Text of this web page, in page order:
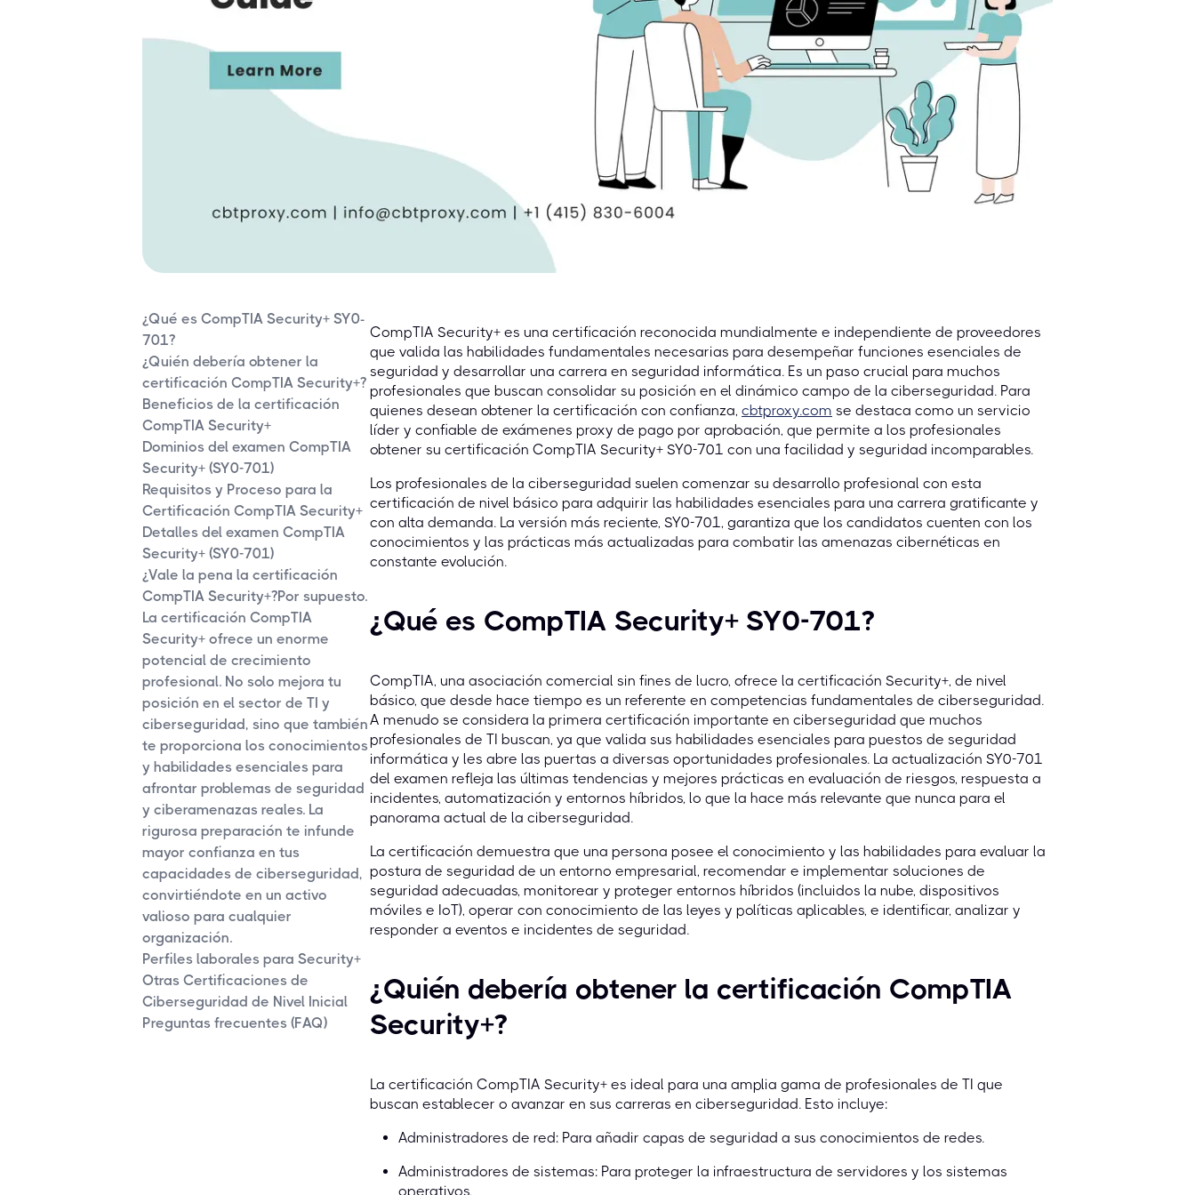
¿Qué es CompTIA Security+ SY0-
701?
¿Quién debería obtener la
certificación CompTIA Security+?
Beneficios de la certificación
CompTIA Security+
Dominios del examen CompTIA
Security+ (SY0-701)
Requisitos y Proceso para la
Certificación CompTIA Security+
Detalles del examen CompTIA
Security+ (SY0-701)
¿Vale la pena la certificación
CompTIA Security+?Por supuesto.
La certificación CompTIA
Security+ ofrece un enorme
potencial de crecimiento
profesional. No solo mejora tu
posición en el sector de TI y
ciberseguridad, sino que también
te proporciona los conocimientos
y habilidades esenciales para
afrontar problemas de seguridad
y ciberamenazas reales. La
rigurosa preparación te infunde
mayor confianza en tus
capacidades de ciberseguridad,
convirtiéndote en un activo
valioso para cualquier
organización.
Perfiles laborales para Security+
Otras Certificaciones de
Ciberseguridad de Nivel Inicial
Preguntas frecuentes (FAQ)
CompTIA Security+ es una certificación reconocida mundialmente e independiente de proveedores
que valida las habilidades fundamentales necesarias para desempeñar funciones esenciales de
seguridad y desarrollar una carrera en seguridad informática. Es un paso crucial para muchos
profesionales que buscan consolidar su posición en el dinámico campo de la ciberseguridad. Para
quienes desean obtener la certificación con confianza, cbtproxy.com se destaca como un servicio
líder y confiable de exámenes proxy de pago por aprobación, que permite a los profesionales
obtener su certificación CompTIA Security+ SY0-701 con una facilidad y seguridad incomparables.
Los profesionales de la ciberseguridad suelen comenzar su desarrollo profesional con esta
certificación de nivel básico para adquirir las habilidades esenciales para una carrera gratificante y
con alta demanda. La versión más reciente, SY0-701, garantiza que los candidatos cuenten con los
conocimientos y las prácticas más actualizadas para combatir las amenazas cibernéticas en
constante evolución.
¿Qué es CompTIA Security+ SY0-701?
CompTIA, una asociación comercial sin fines de lucro, ofrece la certificación Security+, de nivel
básico, que desde hace tiempo es un referente en competencias fundamentales de ciberseguridad.
A menudo se considera la primera certificación importante en ciberseguridad que muchos
profesionales de TI buscan, ya que valida sus habilidades esenciales para puestos de seguridad
informática y les abre las puertas a diversas oportunidades profesionales. La actualización SY0-701
del examen refleja las últimas tendencias y mejores prácticas en evaluación de riesgos, respuesta a
incidentes, automatización y entornos híbridos, lo que la hace más relevante que nunca para el
panorama actual de la ciberseguridad.
La certificación demuestra que una persona posee el conocimiento y las habilidades para evaluar la
postura de seguridad de un entorno empresarial, recomendar e implementar soluciones de
seguridad adecuadas, monitorear y proteger entornos híbridos (incluidos la nube, dispositivos
móviles e IoT), operar con conocimiento de las leyes y políticas aplicables, e identificar, analizar y
responder a eventos e incidentes de seguridad.
¿Quién debería obtener la certificación CompTIA
Security+?
La certificación CompTIA Security+ es ideal para una amplia gama de profesionales de TI que
buscan establecer o avanzar en sus carreras en ciberseguridad. Esto incluye:
Administradores de red: Para añadir capas de seguridad a sus conocimientos de redes.
Administradores de sistemas: Para proteger la infraestructura de servidores y los sistemas
operativos.